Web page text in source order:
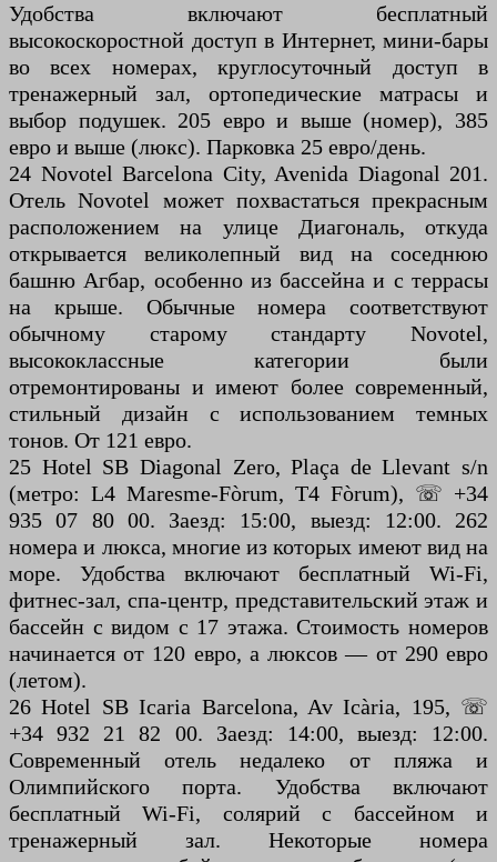
Удобства включают бесплатный
высокоскоростной доступ в Интернет, мини-бары
во всех номерах, круглосуточный доступ в
тренажерный зал, ортопедические матрасы и
выбор подушек. 205 евро и выше (номер), 385
евро и выше (люкс). Парковка 25 евро/день.
24 Novotel Barcelona City, Avenida Diagonal 201.
Отель Novotel может похвастаться прекрасным
расположением на улице Диагональ, откуда
открывается великолепный вид на соседнюю
башню Агбар, особенно из бассейна и с террасы
на крыше. Обычные номера соответствуют
обычному старому стандарту Novotel,
высококлассные категории были
отремонтированы и имеют более современный,
стильный дизайн с использованием темных
тонов. От 121 евро.
25 Hotel SB Diagonal Zero, Plaça de Llevant s/n
(метро: L4 Maresme-Fòrum, T4 Fòrum), ☏ +34
935 07 80 00. Заезд: 15:00, выезд: 12:00. 262
номера и люкса, многие из которых имеют вид на
море. Удобства включают бесплатный Wi-Fi,
фитнес-зал, спа-центр, представительский этаж и
бассейн с видом с 17 этажа. Стоимость номеров
начинается от 120 евро, а люксов — от 290 евро
(летом).
26 Hotel SB Icaria Barcelona, ​​Av Icària, 195, ☏
+34 932 21 82 00. Заезд: 14:00, выезд: 12:00.
Современный отель недалеко от пляжа и
Олимпийского порта. Удобства включают
бесплатный Wi-Fi, солярий с бассейном и
тренажерный зал. Некоторые номера